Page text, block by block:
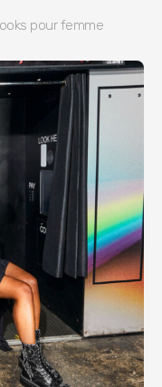
pour femme